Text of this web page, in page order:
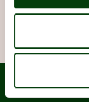
Klicka här